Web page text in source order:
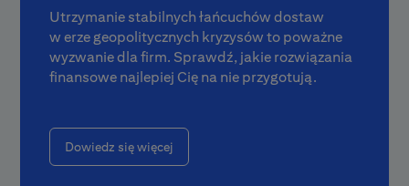
Utrzymanie stabilnych łańcuchów dostaw
w erze geopolitycznych kryzysów to poważne
wyzwanie dla firm. Sprawdź, jakie rozwiązania
finansowe najlepiej Cię na nie przygotują.
Dowiedz się więcej